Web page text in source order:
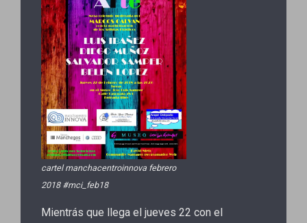
cartel manchacentroinnova febrero
2018 #mci_feb18
Mientrás que llega el jueves 22 con el